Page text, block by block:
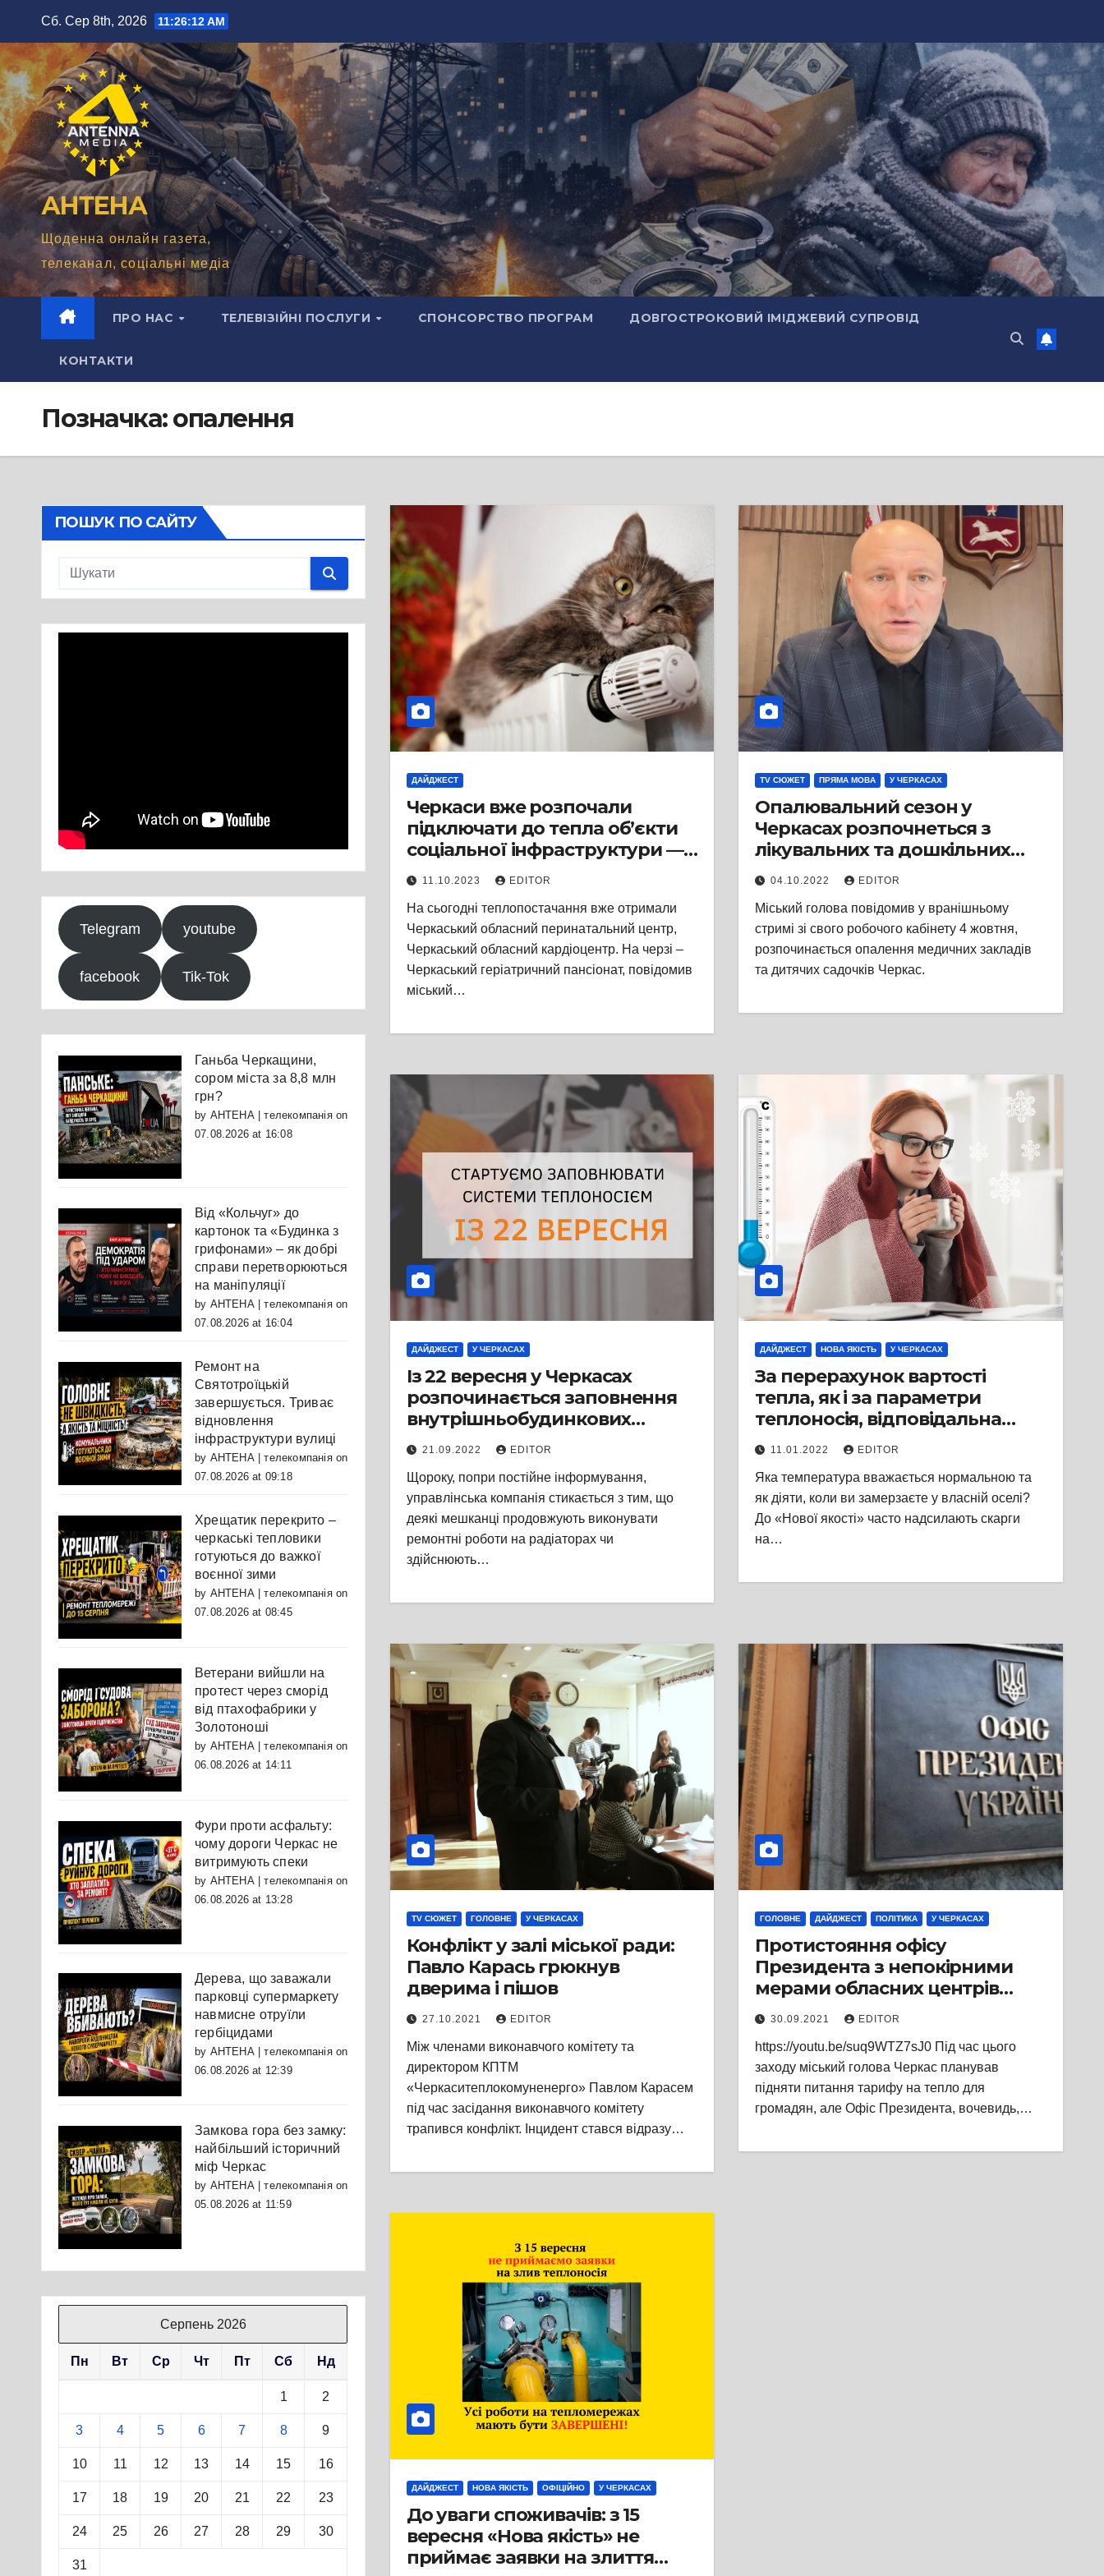
вмісту
Сб. Сер 8th, 2026 11:26:14 AM
АНТЕНА
Щоденна онлайн газета,
телеканал, соціальні медіа
ПРО НАС ТЕЛЕВІЗІЙНІ ПОСЛУГИ СПОНСОРСТВО ПРОГРАМ ДОВГОСТРОКОВИЙ ІМІДЖЕВИЙ СУПРОВІД
КОНТАКТИ
Позначка:опалення
ПОШУК ПО САЙТУ
Telegram youtube
facebook Tik-Tok
Ганьба Черкащини,
сором міста за 8,8 млн
грн?
by АНТЕНА | телекомпаніяon
07.08.2026 at 16:08
Від «Кольчуг» до
картонок та «Будинка з
грифонами» – як добрі
справи перетворюються
на маніпуляції
by АНТЕНА | телекомпаніяon
07.08.2026 at 16:04
Ремонт на
Святотроїцькій
завершується. Триває
відновлення
інфраструктури вулиці
by АНТЕНА | телекомпаніяon
07.08.2026 at 09:18
Хрещатик перекрито –
черкаські тепловики
готуються до важкої
воєнної зими
by АНТЕНА | телекомпаніяon
07.08.2026 at 08:45
Ветерани вийшли на
протест через сморід
від птахофабрики у
Золотоноші
by АНТЕНА | телекомпаніяon
06.08.2026 at 14:11
Фури проти асфальту:
чому дороги Черкас не
витримують спеки
by АНТЕНА | телекомпаніяon
06.08.2026 at 13:28
Дерева, що заважали
парковці супермаркету
навмисне отруїли
гербіцидами
by АНТЕНА | телекомпаніяon
06.08.2026 at 12:39
Замкова гора без замку:
найбільший історичний
міф Черкас
by АНТЕНА | телекомпаніяon
05.08.2026 at 11:59
Серпень 2026
Пн Вт Ср Чт Пт Сб Нд
1 2
3 4 5 6 7 8 9
10 11 12 13 14 15 16
17 18 19 20 21 22 23
24 25 26 27 28 29 30
31
ДАЙДЖЕСТ
Черкаси вже розпочали
підключати до тепла об’єкти
соціальної інфраструктури —
лікарні, школи, садки, — за
заявками їхніх керівників
11.10.2023 EDITOR
На сьогодні теплопостачання вже отримали
Черкаський обласний перинатальний центр,
Черкаський обласний кардіоцентр. На черзі –
Черкаський геріатричний пансіонат, повідомив
міський…
TV СЮЖЕТ ПРЯМА МОВА У ЧЕРКАСАХ
Опалювальний сезон у
Черкасах розпочнеться з
лікувальних та дошкільних
навчальних закладів —
міський голова Анатолій
Бондаренко
04.10.2022 EDITOR
Міський голова повідомив у вранішньому
стримі зі свого робочого кабінету 4 жовтня,
розпочинається опалення медичних закладів
та дитячих садочків Черкас.
ДАЙДЖЕСТ У ЧЕРКАСАХ
Із 22 вересня у Черкасах
розпочинається заповнення
внутрішньобудинкових
систем опалення теплоносієм
21.09.2022 EDITOR
Щороку, попри постійне інформування,
управлінська компанія стикається з тим, що
деякі мешканці продовжують виконувати
ремонтні роботи на радіаторах чи
здійснюють…
ДАЙДЖЕСТ НОВА ЯКІСТЬ У ЧЕРКАСАХ
За перерахунок вартості
тепла, як і за параметри
теплоносія, відповідальна
теплопостачальна організація
11.01.2022 EDITOR
Яка температура вважається нормальною та
як діяти, коли ви замерзаєте у власній оселі?
До «Нової якості» часто надсилають скарги
на…
TV СЮЖЕТ ГОЛОВНЕ У ЧЕРКАСАХ
Конфлікт у залі міської ради:
Павло Карась грюкнув
дверима і пішов
27.10.2021 EDITOR
Між членами виконавчого комітету та
директором КПТМ
«Черкаситеплокомуненерго» Павлом Карасем
під час засідання виконавчого комітету
трапився конфлікт. Інцидент стався відразу…
ГОЛОВНЕ ДАЙДЖЕСТ ПОЛІТИКА У ЧЕРКАСАХ
Протистояння офісу
Президента з непокірними
мерами обласних центрів
розпочато: Анатолія
Бондаренка не пустили на
Засідання Конгресу місцевих
та регіональних влад при
Президентові України
30.09.2021 EDITOR
https://youtu.be/suq9WTZ7sJ0 Під час цього
заходу міський голова Черкас планував
підняти питання тарифу на тепло для
громадян, але Офіс Президента, вочевидь,…
ДАЙДЖЕСТ НОВА ЯКІСТЬ ОФІЦІЙНО У ЧЕРКАСАХ
До уваги споживачів: з 15
вересня «Нова якість» не
приймає заявки на злиття